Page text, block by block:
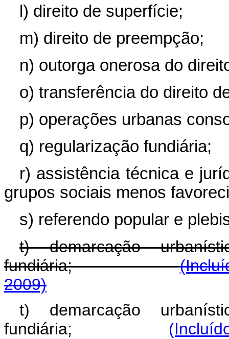
l) direito de superfície;
m) direito de preempção;
n) outorga onerosa do
o) transferência do direito
p) operações urbanas
q) regularização fundiária;
r) assistência técnica e
grupos sociais menos
s) referendo popular e
t) demarcação
fundiária;
2009)
t) demarcação
fundiária;